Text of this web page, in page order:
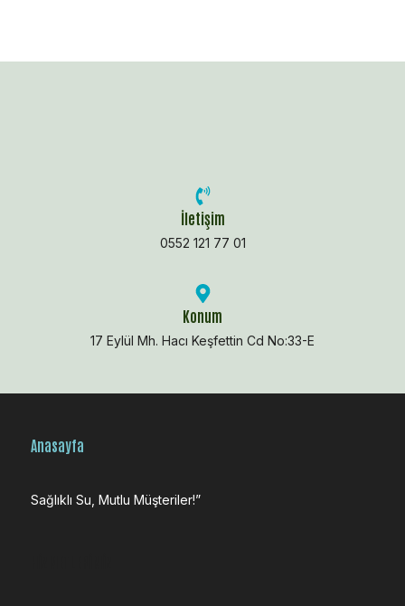
İletişim
0552 121 77 01
Konum
17 Eylül Mh. Hacı Keşfettin Cd No:33-E
Anasayfa
Sağlıklı Su, Mutlu Müşteriler!”